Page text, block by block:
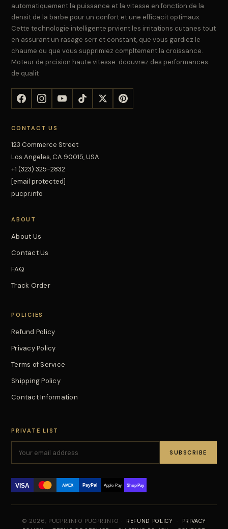
automatiquement la puissance et la vitesse en fonction de la
densit de la barbe pour un confort et une efficacit optimaux.
Cette technologie intelligente prvient les irritations cutanes tout
en assurant un rasage serr et constant, que vous gardiez le
chaume ou que vous supprimiez compltement la croissance.
Moteur de prcision haute vitesse: dcouvrez des performances
de qualit
CONTACT US
123 Commerce Street
Los Angeles, CA 90015, USA
+1 (323) 325-2832
[email protected]
pucpr.info
ABOUT
About Us
Contact Us
FAQ
Track Order
POLICIES
Refund Policy
Privacy Policy
Terms of Service
Shipping Policy
Contact Information
PRIVATE LIST
SUBSCRIBE
VISA AMEX PayPal Apple Pay Shop Pay
© 2026, PUCPR.INFO PUCPR.INFO · REFUND POLICY ·
PRIVACY